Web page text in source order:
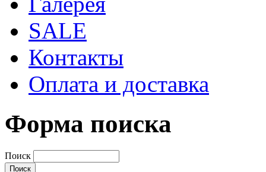
SALE
Контакты
Оплата и доставка
Форма поиска
Поиск